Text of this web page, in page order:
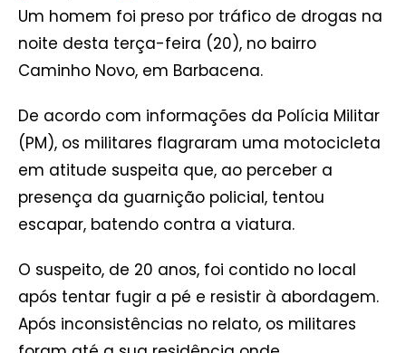
Um homem foi preso por tráfico de drogas na
noite desta terça-feira (20), no bairro
Caminho Novo, em Barbacena.
De acordo com informações da Polícia Militar
(PM), os militares flagraram uma motocicleta
em atitude suspeita que, ao perceber a
presença da guarnição policial, tentou
escapar, batendo contra a viatura.
O suspeito, de 20 anos, foi contido no local
após tentar fugir a pé e resistir à abordagem.
Após inconsistências no relato, os militares